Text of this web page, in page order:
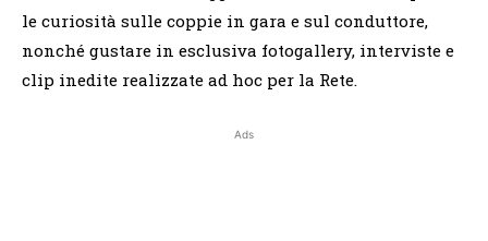
le curiosità sulle coppie in gara e sul conduttore,
nonché gustare in esclusiva fotogallery, interviste e
clip inedite realizzate ad hoc per la Rete.
Ads